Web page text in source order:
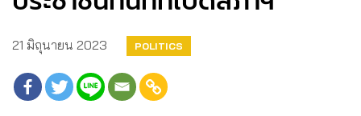
21 มิถุนายน 2023 POLITICS